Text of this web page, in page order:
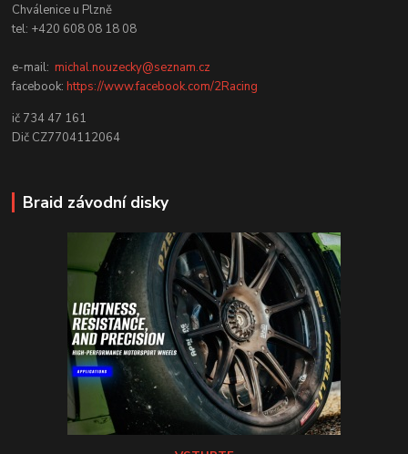
Chválenice u Plzně
tel: +420 608 08 18 08
e-mail:michal.nouzecky@seznam.cz
facebook:https://www.facebook.com/2Racing
ič 734 47 161
Dič CZ7704112064
Braid závodní disky